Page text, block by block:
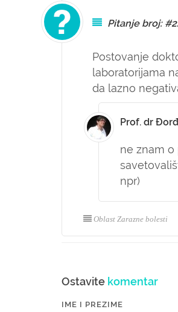
Pitanje broj:
Postovanje
laboratorijama
da lazno
Prof. dr
ne znam o
npr)
Oblast Zarazne bolesti
Ostavite komentar
IME I PREZIME